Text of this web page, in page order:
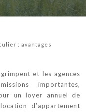
: avantages
et les agences
importantes,
un loyer annuel de
d’appartement